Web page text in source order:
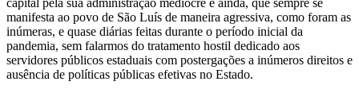
manifesta ao povo de São Luís de maneira agressiva, como foram as
inúmeras, e quase diárias feitas durante o período inicial da
pandemia, sem falarmos do tratamento hostil dedicado aos
servidores públicos estaduais com postergações a inúmeros direitos e
ausência de políticas públicas efetivas no Estado.